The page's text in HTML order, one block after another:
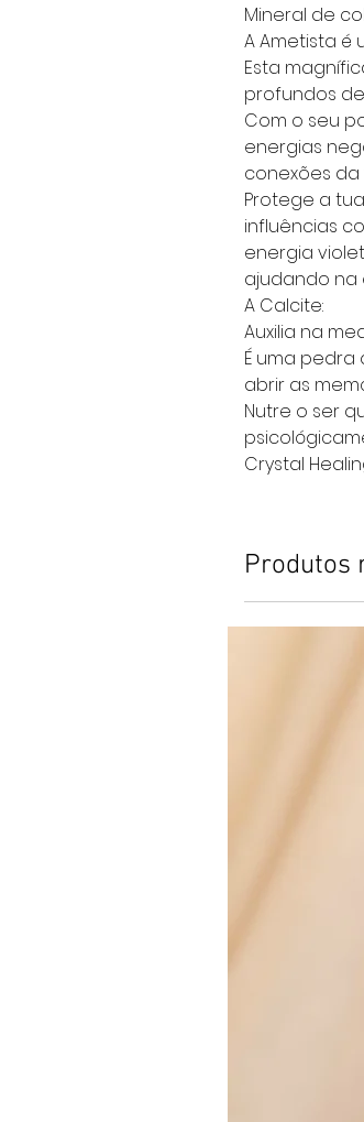
Mineral de
A Ametista é
Esta
profundos
Com o seu
energias
conexões
Protege a
influências
energia
ajudando na
A Calcite:
Auxilia na
É uma
abrir as
Nutre o ser
Crystal
Produtos